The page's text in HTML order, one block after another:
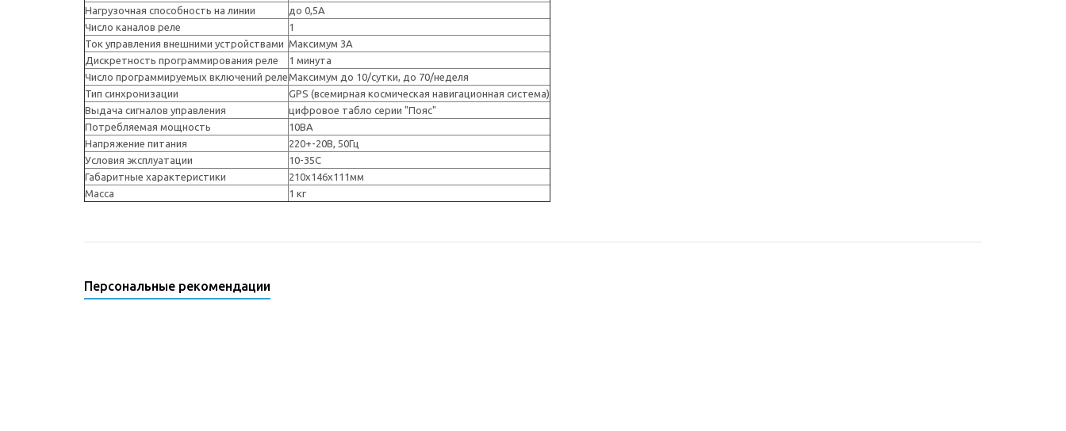
Нагрузочная способность на линии
до 0,5А
Число каналов реле
1
Ток управления внешними устройствами Максимум 3А
Дискретность программирования реле
1 минута
Число программируемых включений релеМаксимум до 10/cутки, до 70/неделя
Тип синхронизации
GPS (всемирная космическая навигационная система)
Выдача сигналов управления
цифровое табло серии "Пояс"
Потребляемая мощность
10ВА
Напряжение питания
220+-20В, 50Гц
Условия эксплуатации
10-35С
Габаритные характеристики
210х146х111мм
Масса
1 кг
Персональные рекомендации